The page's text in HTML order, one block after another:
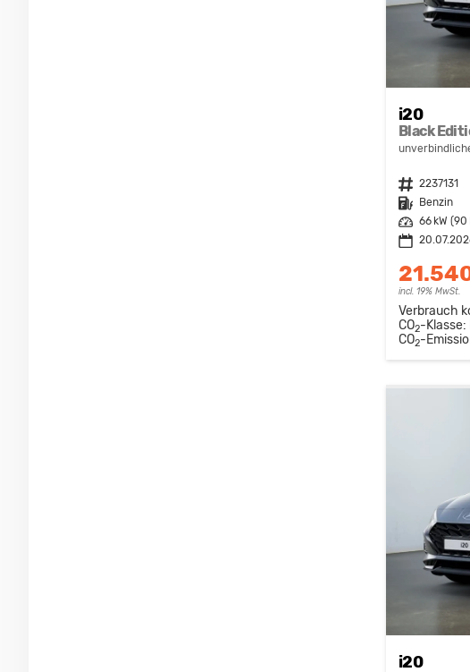
i20
Fahrzeugnr. 2237131
Kraftstoff
Benzin
Leistung
66 kW (90
incl. 19% MwSt.
Verbrauch
CO2-Klasse:
CO2-
i20